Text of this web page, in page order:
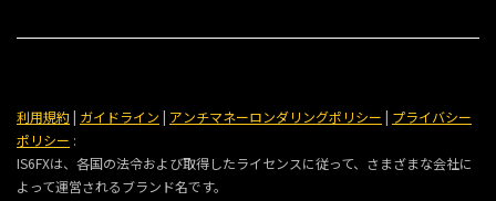
利用規約| ガイドライン | アンチマネーロンダリングポリシー | プライバシー
ポリシー :
IS6FXは、各国の法令および取得したライセンスに従って、さまざまな会社に
よって運営されるブランド名です。